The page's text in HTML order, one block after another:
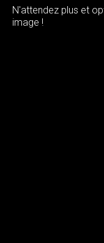
N'attendez plus et
image !